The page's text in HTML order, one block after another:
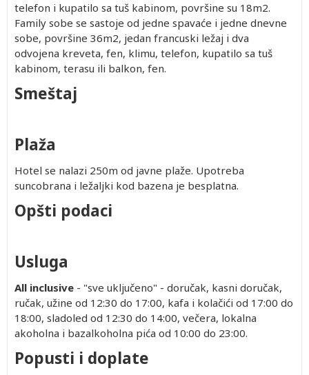
telefon i kupatilo sa tuš kabinom, površine su 18m2.
Family sobe se sastoje od jedne spavaće i jedne dnevne
sobe, površine 36m2, jedan francuski ležaj i dva
odvojena kreveta, fen, klimu, telefon, kupatilo sa tuš
kabinom, terasu ili balkon, fen.
Smeštaj
Plaža
Hotel se nalazi 250m od javne plaže. Upotreba
suncobrana i ležaljki kod bazena je besplatna.
Opšti podaci
Usluga
All inclusive - "sve uključeno" - doručak, kasni doručak,
ručak, užine od 12:30 do 17:00, kafa i kolačići od 17:00 do
18:00, sladoled od 12:30 do 14:00, večera, lokalna
akoholna i bazalkoholna pića od 10:00 do 23:00.
Popusti i doplate